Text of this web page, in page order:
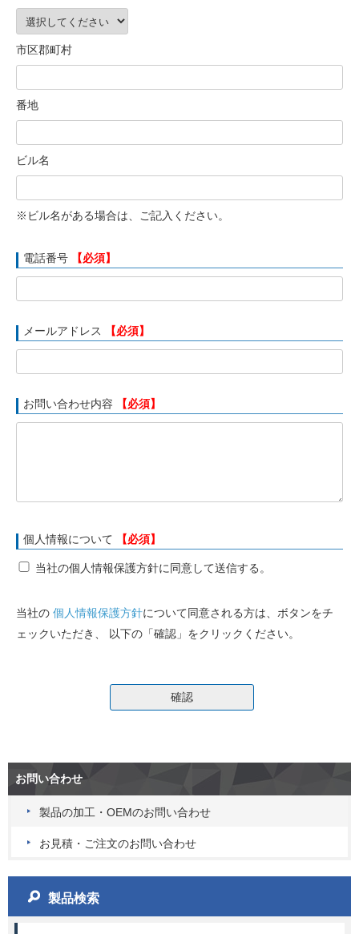
市区郡町村
番地
ビル名
※ビル名がある場合は、ご記入ください。
電話番号 【必須】
メールアドレス 【必須】
お問い合わせ内容 【必須】
個人情報について 【必須】
当社の個人情報保護方針に同意して送信する。
当社の 個人情報保護方針について同意される方は、ボタンをチ
ェックいただき、 以下の「確認」をクリックください。
お問い合わせ
製品の加工・OEMのお問い合わせ
お見積・ご注文のお問い合わせ
製品検索